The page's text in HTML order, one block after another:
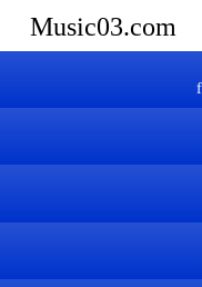
Music03.com